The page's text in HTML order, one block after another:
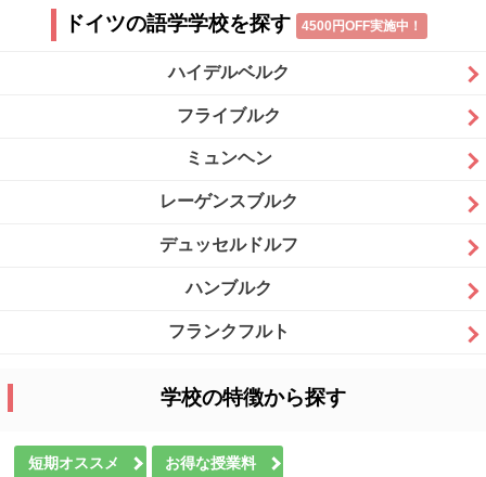
ドイツの語学学校を探す 4500円OFF実施中！
ハイデルベルク
フライブルク
ミュンヘン
レーゲンスブルク
デュッセルドルフ
ハンブルク
フランクフルト
学校の特徴から探す
短期オススメ お得な授業料